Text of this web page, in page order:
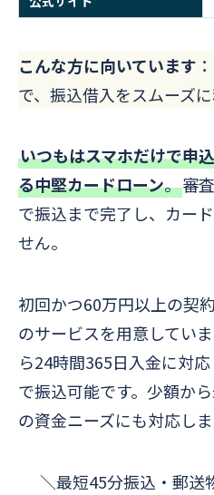
こんな方に向いています
で、振込借入をスムーズ
いつもはスマホだけで申
る中堅カードローン。審
で振込まで完了し、カー
せん。
初回かつ60万円以上の契
のサービスを用意してい
ら24時間365日入金に対
で振込可能です。少額か
の資金ニーズにも対応しま
＼最短45分振込・郵送